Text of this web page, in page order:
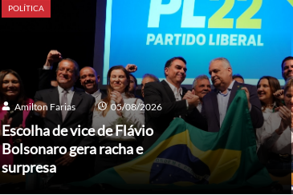
POLÍTICA
Amilton Farias 05/08/2026
Escolha de vice de Flávio
Bolsonaro gera racha e
surpresa